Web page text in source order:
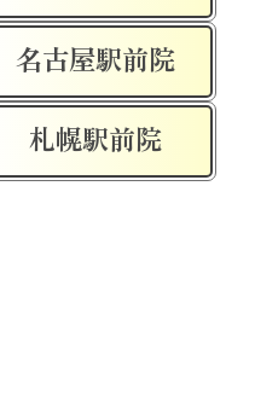
名古屋駅前院
札幌駅前院